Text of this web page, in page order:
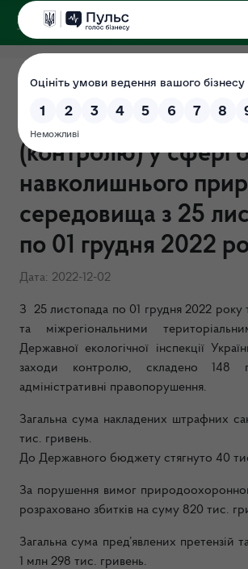
ДЕРЖЕКОІНСПЕКЦІЯ
Результати
державного нагляду
(контролю) у сфері
навколишнього
середовища з 25
по 01 грудня 2022
Дата: 2022-12-02
З 25 листопада по 01 грудня 2022 року
та міжрегіональними
Державної екологічної інспекції
заходи контролю, складено 148
адміністративні правопорушення.
Загальна сума накладених штрафних
тис. гривень.
До Державного бюджету стягнуто 40
За порушення вимог
розраховано збитків на суму 820 тис.
Загальна сума пред’явлених претензій
1 млн 298 тис. гривень.